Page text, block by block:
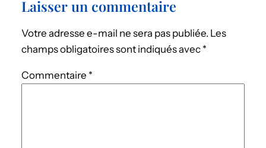
Laisser un commentaire
Votre adresse e-mail ne sera pas publiée. Les
champs obligatoires sont indiqués avec *
Commentaire *